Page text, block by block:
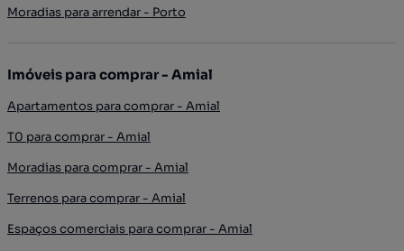
Moradias para arrendar - Porto
Imóveis para comprar - Amial
Apartamentos para comprar - Amial
T0 para comprar - Amial
Moradias para comprar - Amial
Terrenos para comprar - Amial
Espaços comerciais para comprar - Amial